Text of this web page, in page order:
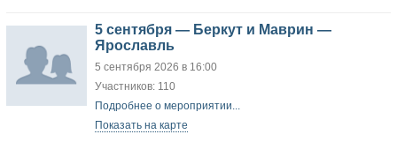
5 сентября — Беркут и Маврин —
Ярославль
5 сентября 2026 в 16:00
Участников: 110
Подробнее о мероприятии...
Показать на карте